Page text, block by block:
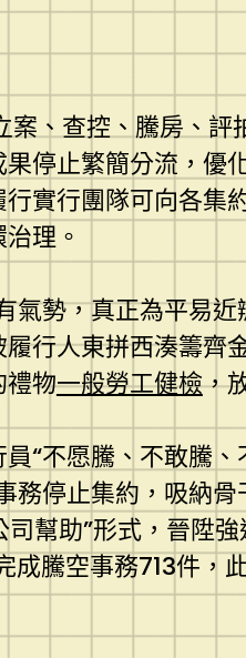
案、查控、騰房、
停止繁簡分流，
實行團隊可向各
理。
氣勢，真正為平易
行人東拼西湊籌
禮物一般勞工健檢，
“不愿騰、不敢騰
務停止集約，吸納骨
幫助”形式，晉陞
成騰空事務713件，